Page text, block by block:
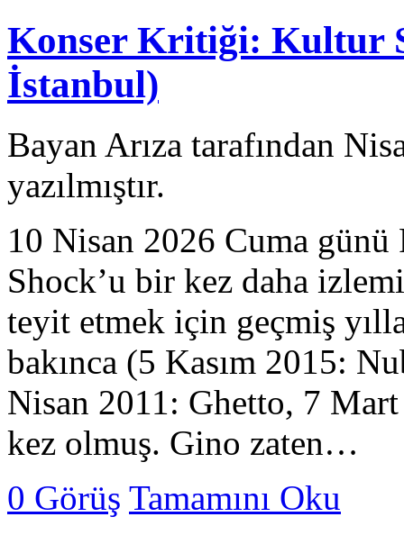
Konser Kritiği: Kultur
İstanbul)
Bayan Arıza tarafından
yazılmıştır.
10 Nisan 2026 Cuma
Shock’u bir kez daha
teyit etmek için geçmiş
bakınca (5 Kasım 2015:
Nisan 2011: Ghetto, 7
kez olmuş. Gino zaten…
0 Görüş Tamamını Oku